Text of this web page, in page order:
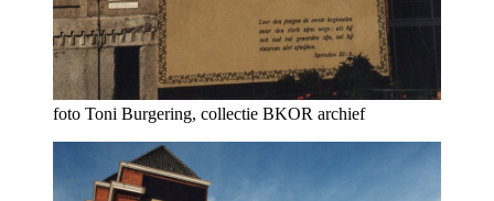
foto Toni Burgering, collectie BKOR archief